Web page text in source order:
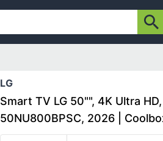
LG
Smart TV LG 50"", 4K Ultra
50NU800BPSC, 2026 |